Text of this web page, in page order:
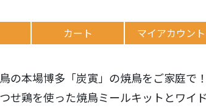
カート マイアカウント
の本場博多「炭寅」の焼鳥をご家庭で！
せ鶏を使った焼鳥ミールキットとワイド